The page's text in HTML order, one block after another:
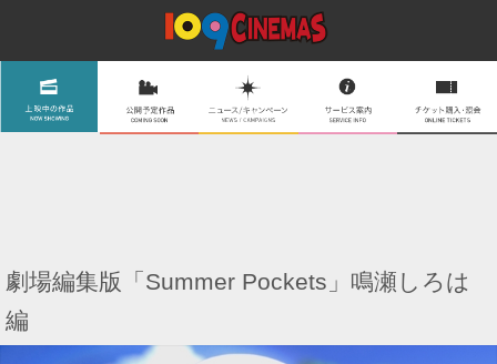
劇場編集版「Summer Pockets」鳴瀬しろは
編